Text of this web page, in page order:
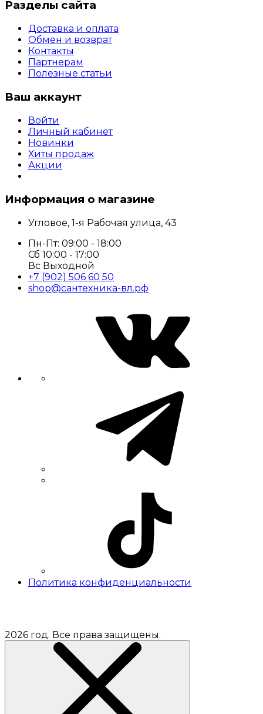
Разделы сайта
Доставка и оплата
Обмен и возврат
Контакты
Партнерам
Полезные статьи
Ваш аккаунт
Войти
Личный кабинет
Новинки
Хиты продаж
Акции
Информация о магазине
Угловое, 1-я Рабочая улица, 43
Пн-Пт: 09:00 - 18:00
Сб 10:00 - 17:00
Вс Выходной
+7 (902) 506 60 50
shop@сантехника-вл.рф
Политика конфиденциальности
2026 год. Все права защищены.